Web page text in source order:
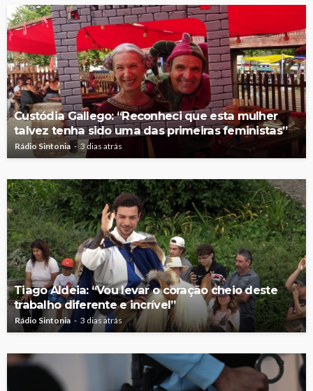
Custódia Gallego: “Reconheci que esta mulher
talvez tenha sido uma das primeiras feministas”
Rádio Sintonia 3 dias atrás
Tiago Aldeia: “Vou levar o coração cheio deste
trabalho diferente e incrível”
Rádio Sintonia 3 dias atrás